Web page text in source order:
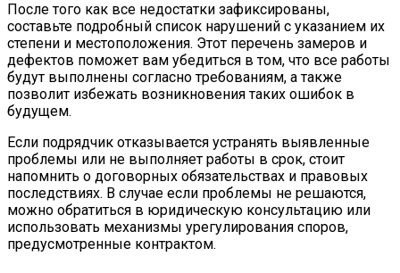
После того как все недостатки зафиксированы,
составьте подробный список нарушений с указанием их
степени и местоположения. Этот перечень замеров и
дефектов поможет вам убедиться в том, что все работы
будут выполнены согласно требованиям, а также
позволит избежать возникновения таких ошибок в
будущем.
Если подрядчик отказывается устранять выявленные
проблемы или не выполняет работы в срок, стоит
напомнить о договорных обязательствах и правовых
последствиях. В случае если проблемы не решаются,
можно обратиться в юридическую консультацию или
использовать механизмы урегулирования споров,
предусмотренные контрактом.